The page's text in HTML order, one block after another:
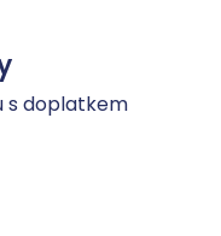
s doplatkem